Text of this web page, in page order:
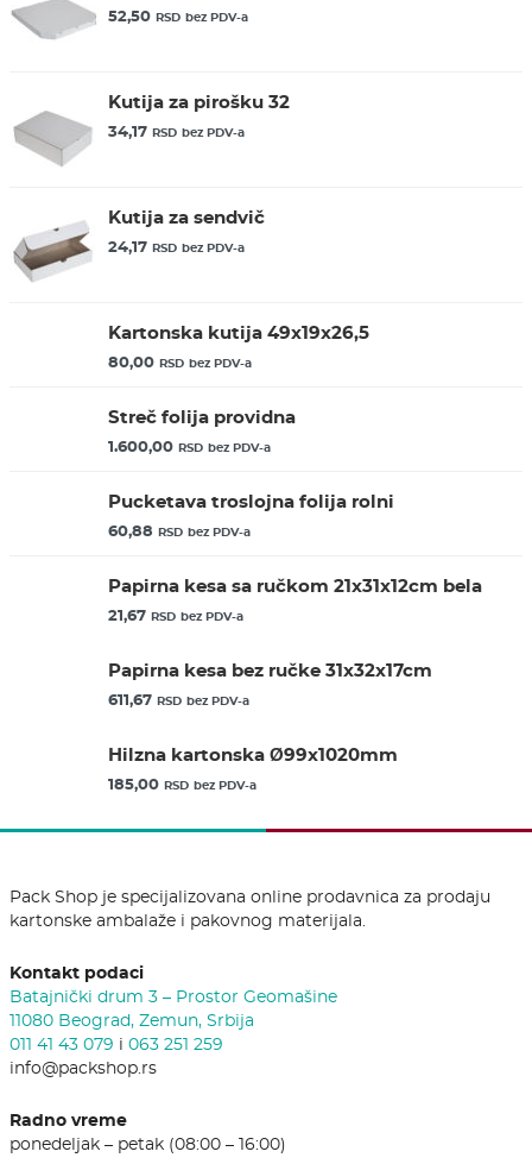
52,50 RSD bez PDV-a
Kutija za pirošku 32
34,17 RSD bez PDV-a
Kutija za sendvič
24,17 RSD bez PDV-a
Kartonska kutija 49x19x26,5
80,00 RSD bez PDV-a
Streč folija providna
1.600,00 RSD bez PDV-a
Pucketava troslojna folija rolni
60,88 RSD bez PDV-a
Papirna kesa sa ručkom 21x31x12cm bela
21,67 RSD bez PDV-a
Papirna kesa bez ručke 31x32x17cm
611,67 RSD bez PDV-a
Hilzna kartonska Ø99x1020mm
185,00 RSD bez PDV-a
Pack Shop je specijalizovana online prodavnica za prodaju
kartonske ambalaže i pakovnog materijala.
Kontakt podaci
Batajnički drum 3 – Prostor Geomašine
11080 Beograd, Zemun, Srbija
011 41 43 079 i 063 251 259
info@packshop.rs
Radno vreme
ponedeljak – petak (08:00 – 16:00)